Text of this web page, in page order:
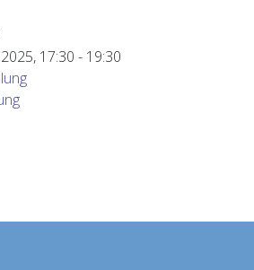
17:30 - 19:30